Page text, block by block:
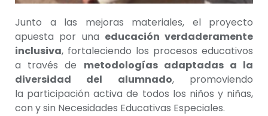
Junto a las mejoras materiales, el proyecto
apuesta por una educación verdaderamente
inclusiva, fortaleciendo los procesos educativos
a través de metodologías adaptadas a la
diversidad del alumnado, promoviendo
la participación activa de todos los niños y niñas,
con y sin Necesidades Educativas Especiales.